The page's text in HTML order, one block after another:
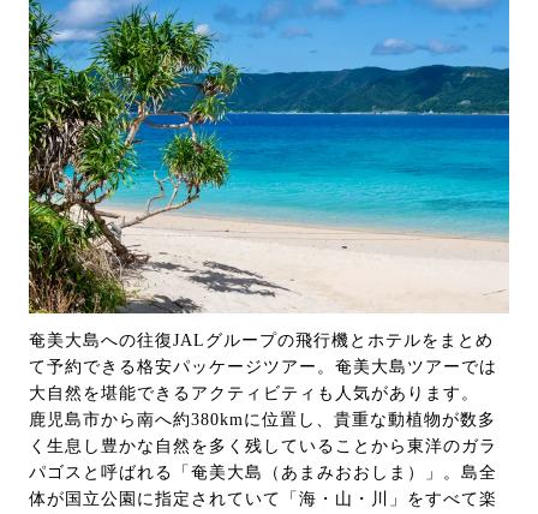
奄美大島への往復JALグループの飛行機とホテルをまとめ
て予約できる格安パッケージツアー。奄美大島ツアーでは
大自然を堪能できるアクティビティも人気があります。
鹿児島市から南へ約380kmに位置し、貴重な動植物が数多
く生息し豊かな自然を多く残していることから東洋のガラ
パゴスと呼ばれる「奄美大島（あまみおおしま）」。島全
体が国立公園に指定されていて「海・山・川」をすべて楽